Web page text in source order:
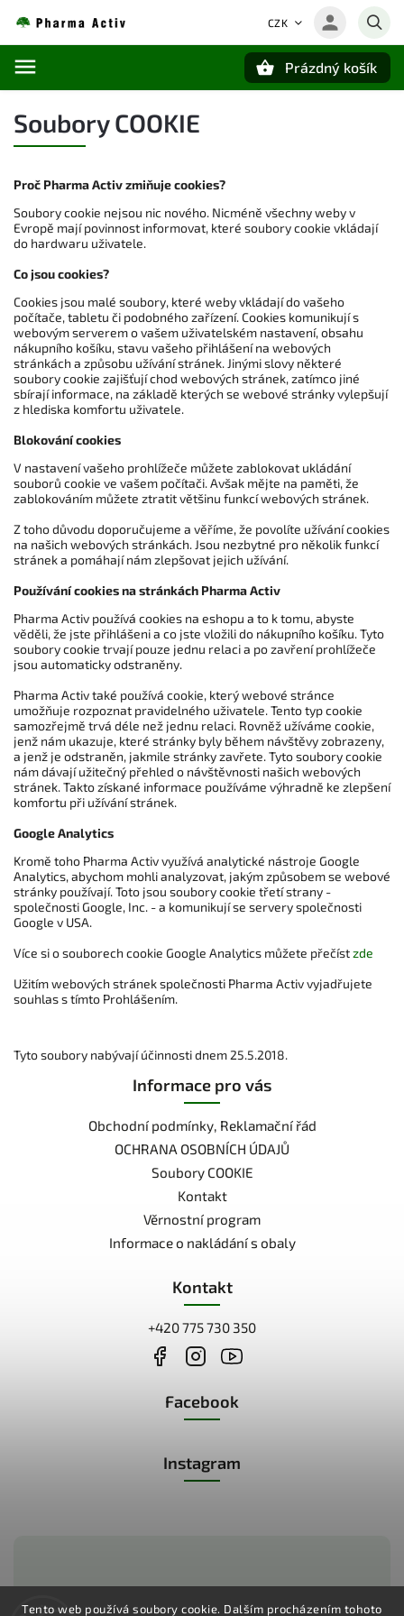
Tento web používá soubory cookie. Dalším procházením tohoto
CZK
Prázdný košík
Soubory COOKIE
Proč Pharma Activ zmiňuje cookies?
Soubory cookie nejsou nic nového. Nicméně všechny weby v
Evropě mají povinnost informovat, které soubory cookie vkládají
do hardwaru uživatele.
Co jsou cookies?
Cookies jsou malé soubory, které weby vkládají do vašeho
počítače, tabletu či podobného zařízení. Cookies komunikují s
webovým serverem o vašem uživatelském nastavení, obsahu
nákupního košíku, stavu vašeho přihlášení na webových
stránkách a způsobu užívání stránek. Jinými slovy některé
soubory cookie zajišťují chod webových stránek, zatímco jiné
sbírají informace, na základě kterých se webové stránky vylepšují
z hlediska komfortu uživatele.
Blokování cookies
V nastavení vašeho prohlížeče můžete zablokovat ukládání
souborů cookie ve vašem počítači. Avšak mějte na paměti, že
zablokováním můžete ztratit většinu funkcí webových stránek.
Z toho důvodu doporučujeme a věříme, že povolíte užívání cookies
na našich webových stránkách. Jsou nezbytné pro několik funkcí
stránek a pomáhají nám zlepšovat jejich užívání.
Používání cookies na stránkách Pharma Activ
Pharma Activ používá cookies na eshopu a to k tomu, abyste
věděli, že jste přihlášeni a co jste vložili do nákupního košíku. Tyto
soubory cookie trvají pouze jednu relaci a po zavření prohlížeče
jsou automaticky odstraněny.
Pharma Activ také používá cookie, který webové stránce
umožňuje rozpoznat pravidelného uživatele. Tento typ cookie
samozřejmě trvá déle než jednu relaci. Rovněž užíváme cookie,
jenž nám ukazuje, které stránky byly během návštěvy zobrazeny,
a jenž je odstraněn, jakmile stránky zavřete. Tyto soubory cookie
nám dávají užitečný přehled o návštěvnosti našich webových
stránek. Takto získané informace používáme výhradně ke zlepšení
komfortu při užívání stránek.
Google Analytics
Kromě toho Pharma Activ využívá analytické nástroje Google
Analytics, abychom mohli analyzovat, jakým způsobem se webové
stránky používají. Toto jsou soubory cookie třetí strany -
společnosti Google, Inc. - a komunikují se servery společnosti
Google v USA.
Více si o souborech cookie Google Analytics můžete přečístzde
Užitím webových stránek společnosti Pharma Activ vyjadřujete
souhlas s tímto Prohlášením.
Tyto soubory nabývají účinnosti dnem 25.5.2018.
Zákaznická podpora:
Informace pro vás
Obchodní podmínky, Reklamační řád
OCHRANA OSOBNÍCH ÚDAJŮ
Soubory COOKIE
Kontakt
Věrnostní program
Informace o nakládání s obaly
Kontakt
+420 775 730 350
Facebook
Instagram